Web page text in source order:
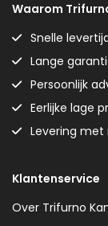
Waarom
Snelle
Lange
Persoonlijk
Eerlijke lage
Levering
Klantenservice
Over Trifurno